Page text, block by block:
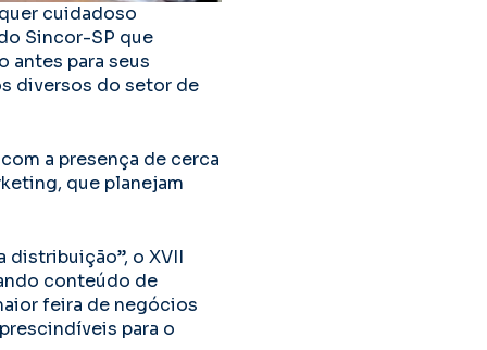
cuidadoso
Sincor-SP que
antes para seus
diversos do setor de
a presença de cerca
que planejam
distribuição”, o XVII
conteúdo de
feira de negócios
para o